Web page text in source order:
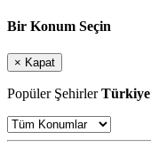
Bir Konum Seçin
× Kapat
Popüler ŞehirlerTürkiye